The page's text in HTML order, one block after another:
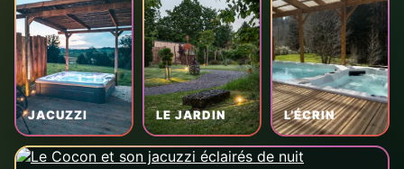
JACUZZI LE JARDIN L’ÉCRIN